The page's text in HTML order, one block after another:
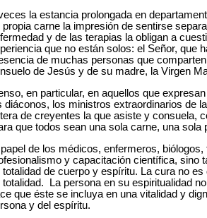
la estancia prolongada en
propia carne la impresión de sentirse
y de las terapias la obligan a
que no están solos: el Señor, que
de muchas personas que
de Jesús y de su madre, la Virgen
en particular, en aquellos que
diáconos, los ministros extraordinarios de
de creyentes la que asiste y consuela,
que todos sean una sola carne, una
de los médicos, enfermeros,
y capacitación científica, sino
totalidad de cuerpo y espíritu. La cura no
totalidad. La persona en su espiritualidad
que éste se incluya en una vitalidad y
y del espíritu.